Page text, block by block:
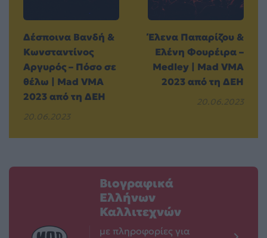
Δέσποινα Βανδή &
Κωνσταντίνος
Αργυρός – Πόσο σε
θέλω | Mad VMA
2023 από τη ΔΕΗ
20.06.2023
Έλενα Παπαρίζου &
Ελένη Φουρέιρα –
Medley | Mad VMA
2023 από τη ΔΕΗ
20.06.2023
Βιογραφικά
Ελλήνων
Καλλιτεχνών
με πληροφορίες για